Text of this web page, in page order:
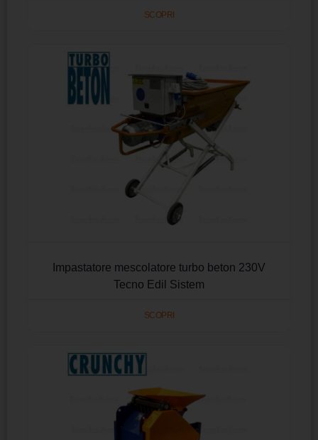
SCOPRI
Impastatore mescolatore turbo beton 230V
Tecno Edil Sistem
SCOPRI